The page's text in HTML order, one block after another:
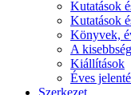
Kutatások
Kutatások
Könyvek,
A
Kiállítások
Éves
Szerkezet